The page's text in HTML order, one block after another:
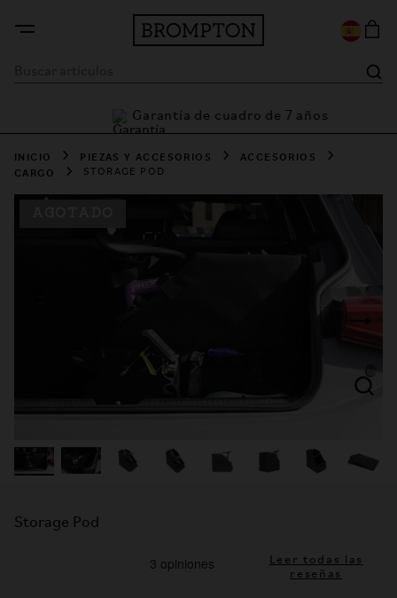
Garantía de cuadro de 7 años
INICIO PIEZAS Y ACCESORIOS
ACCESORIOS
CARGO
STORAGE POD
Storage Pod
Leer todas las
reseñas